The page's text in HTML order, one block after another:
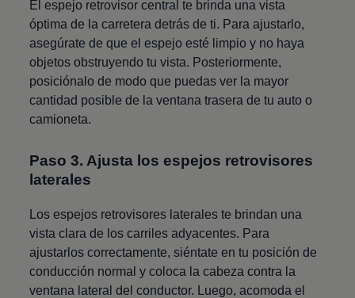
El espejo retrovisor central te brinda una vista
óptima de la carretera detrás de ti. Para ajustarlo,
asegúrate de que el espejo esté limpio y no haya
objetos obstruyendo tu vista. Posteriormente,
posiciónalo de modo que puedas ver la mayor
cantidad posible de la ventana trasera de tu auto o
camioneta.
Paso 3. Ajusta los espejos retrovisores
laterales
Los espejos retrovisores laterales te brindan una
vista clara de los carriles adyacentes. Para
ajustarlos correctamente, siéntate en tu posición de
conducción normal y coloca la cabeza contra la
ventana lateral del conductor. Luego, acomoda el